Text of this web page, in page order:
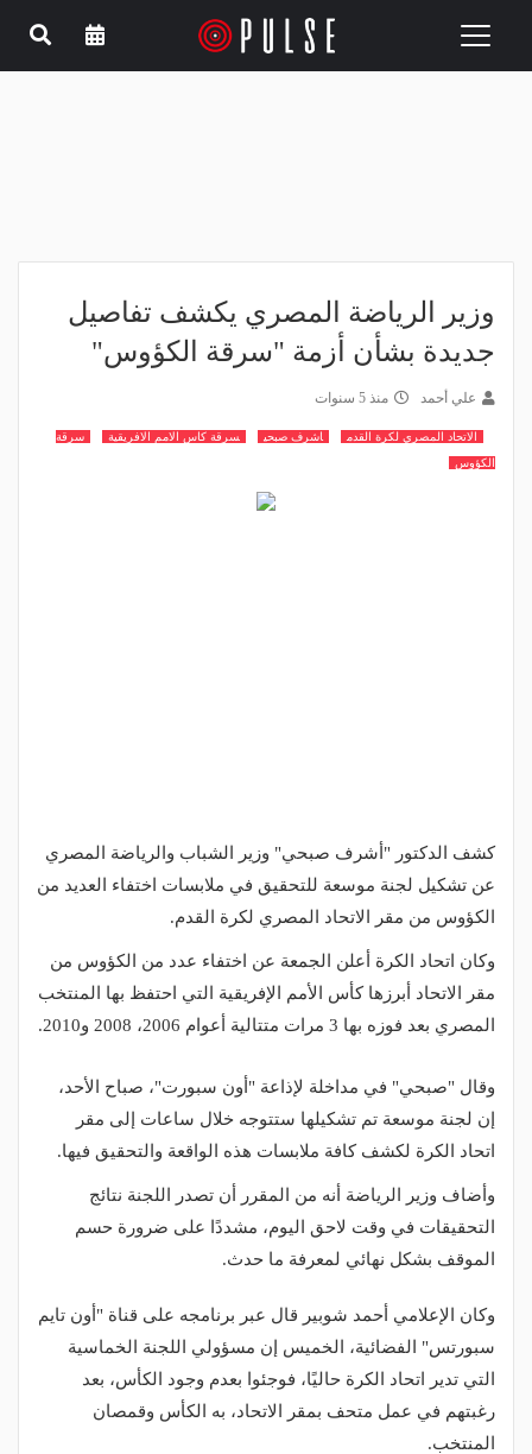
Toggle
وزير الرياضة المصري يكشف تفاصيل
جديدة بشأن أزمة "سرقة الكؤوس"
علي أحمد منذ 5 سنوات
الاتحاد المصري لكرة القدم اشرف صبحي سرقة كاس الامم الافريقية
سرقة
الكؤوس
كشف الدكتور "أشرف صبحي" وزير الشباب والرياضة المصري
عن تشكيل لجنة موسعة للتحقيق في ملابسات اختفاء العديد من
الكؤوس من مقر الاتحاد المصري لكرة القدم.
وكان اتحاد الكرة أعلن الجمعة عن اختفاء عدد من الكؤوس من
مقر الاتحاد أبرزها كأس الأمم الإفريقية التي احتفظ بها المنتخب
المصري بعد فوزه بها 3 مرات متتالية أعوام 2006، 2008 و2010.
وقال "صبحي" في مداخلة لإذاعة "أون سبورت"، صباح الأحد،
إن لجنة موسعة تم تشكيلها ستتوجه خلال ساعات إلى مقر
اتحاد الكرة لكشف كافة ملابسات هذه الواقعة والتحقيق فيها.
وأضاف وزير الرياضة أنه من المقرر أن تصدر اللجنة نتائج
التحقيقات في وقت لاحق اليوم، مشددًا على ضرورة حسم
الموقف بشكل نهائي لمعرفة ما حدث.
وكان الإعلامي أحمد شوبير قال عبر برنامجه على قناة "أون تايم
سبورتس" الفضائية، الخميس إن مسؤولي اللجنة الخماسية
التي تدير اتحاد الكرة حاليًا، فوجئوا بعدم وجود الكأس، بعد
رغبتهم في عمل متحف بمقر الاتحاد، به الكأس وقمصان
المنتخب.